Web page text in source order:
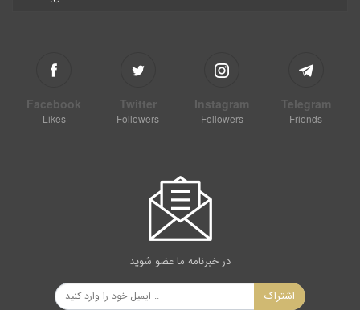
Facebook
Likes
Twitter
Followers
Instagram
Followers
Telegram
Friends
در خبرنامه ما عضو شوید
اشتراک